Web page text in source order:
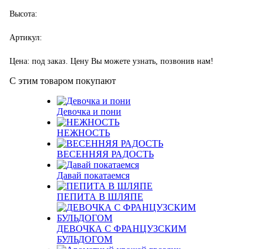
Высота:
Артикул:
Цена: под заказ. Цену Вы можете узнать, позвонив нам!
С этим товаром покупают
Девочка и пони
НЕЖНОСТЬ
ВЕСЕННЯЯ РАДОСТЬ
Давай покатаемся
ПЕПИТА В ШЛЯПЕ
ДЕВОЧКА С ФРАНЦУЗСКИМ
БУЛЬДОГОМ